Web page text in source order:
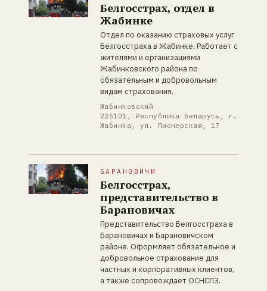
Белгосстрах, отдел в
Жабинке
Отдел по оказанию страховых услуг
Белгосстраха в Жабинке. Работает с
жителями и организациями
Жабинковского района по
обязательным и добровольным
видам страхования.
Жабинковский
225101, Республика Беларусь, г.
Жабинка, ул. Пионерская, 17
БАРАНОВИЧИ
Белгосстрах,
представительство в
Барановичах
Представительство Белгосстраха в
Барановичах и Барановичском
районе. Оформляет обязательное и
добровольное страхование для
частных и корпоративных клиентов,
а также сопровождает ОСНСПЗ.